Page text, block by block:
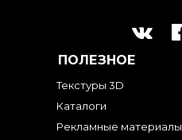
ПОЛЕЗНОЕ
Текстуры 3D
Каталоги
Рекламные материалы